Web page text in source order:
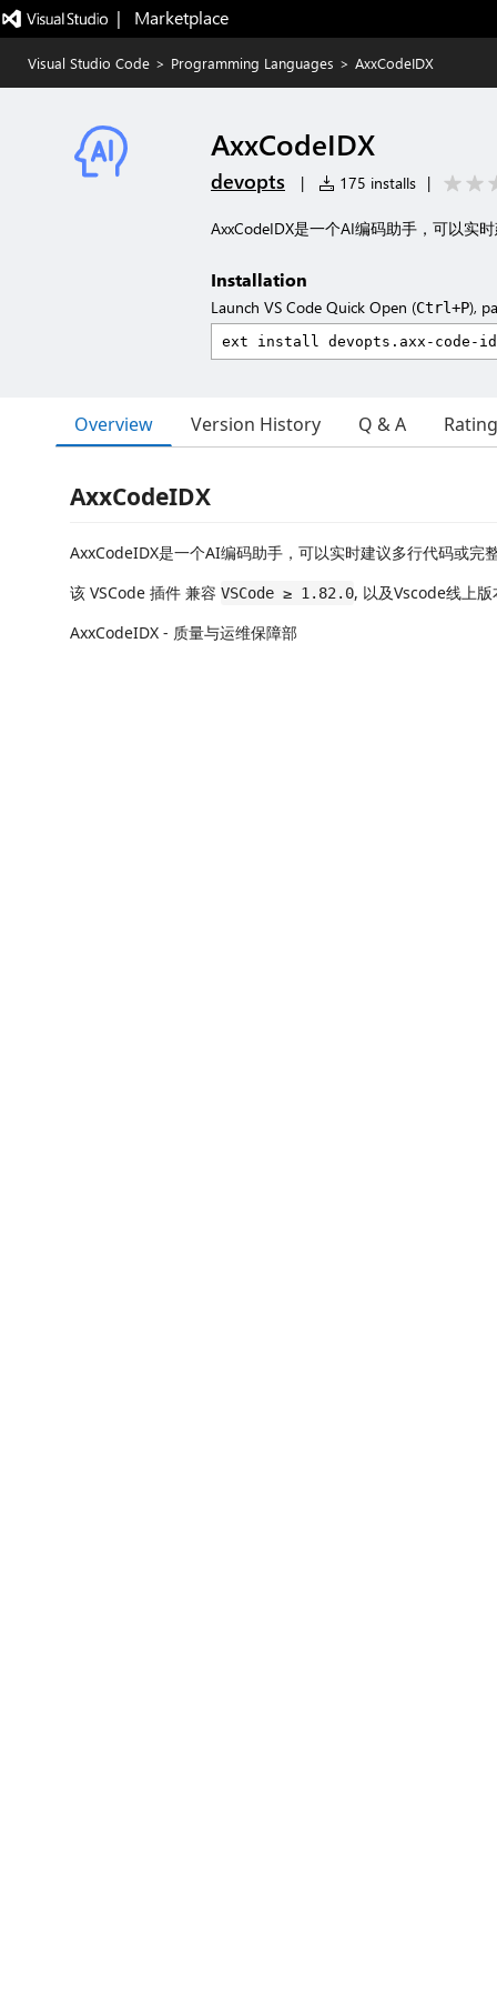
|   Marketplace
Visual Studio Code > Programming Languages > AxxCodeIDX
AxxCodeIDX
devopts | 175 installs |
AxxCodeIDX是一个AI编码助手，可以实
Installation
Launch VS Code Quick Open (Ctrl+P),
Overview Version History Q & A
AxxCodeIDX
AxxCodeIDX是一个AI编码助手，可以实时建议多行代码或完
该 VSCode 插件 兼容 VSCode ≥ 1.82.0, 以及Vscode线上
AxxCodeIDX - 质量与运维保障部